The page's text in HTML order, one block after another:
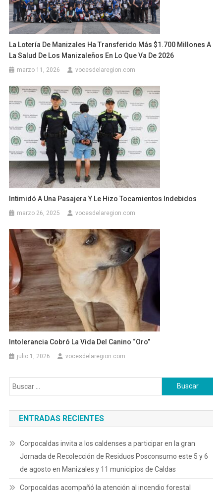
La Lotería De Manizales Ha Transferido Más $1.700 Millones A
La Salud De Los Manizaleños En Lo Que Va De 2026
marzo 11, 2026 vocesdelaregion.com
Intimidó A Una Pasajera Y Le Hizo Tocamientos Indebidos
marzo 26, 2025 vocesdelaregion.com
Intolerancia Cobró La Vida Del Canino “Oro”
julio 1, 2026 vocesdelaregion.com
Buscar:
ENTRADAS RECIENTES
Corpocaldas invita a los caldenses a participar en la gran
Jornada de Recolección de Residuos Posconsumo este 5 y 6
de agosto en Manizales y 11 municipios de Caldas
Corpocaldas acompañó la atención al incendio forestal